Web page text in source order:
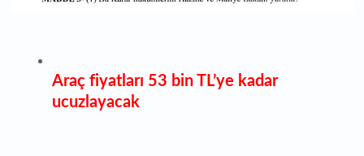
Araç fiyatları 53 bin TL’ye kadar
ucuzlayacak